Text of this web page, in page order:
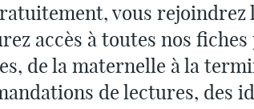
vous rejoindrez
accès à toutes nos
de la maternelle à la
de lectures, des